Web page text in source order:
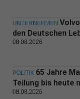
UNTERNEHMEN
den Deutschen
08.08.2026
POLITIK 65 Jahre
Teilung bis heute
08.08.2026